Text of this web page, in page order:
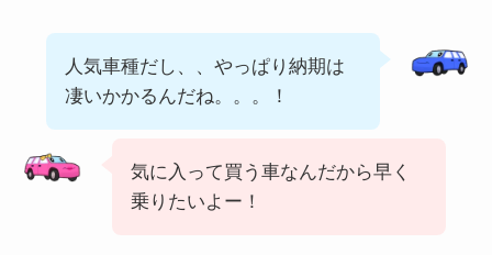
人気車種だし、、やっぱり納期は
凄いかかるんだね。。。！
気に入って買う車なんだから早く
乗りたいよー！